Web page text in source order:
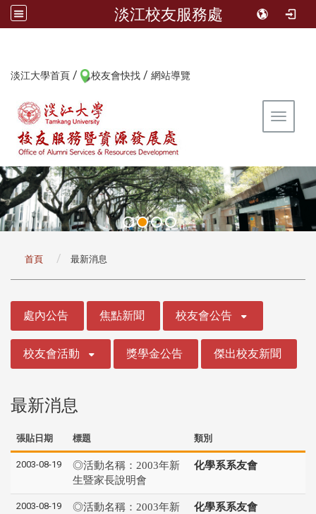
淡江校友服務處
淡江大學首頁 / 校友會快找 / 網站導覽
Toggle
首頁 最新消息
處內公告 焦點新聞 校友會公告
校友會活動 獎學金公告 傑出校友新聞
最新消息
張貼日期 標題 類別
2003-08-19
◎活動名稱：2003年新
生暨家長說明會
化學系系友會
2003-08-19
◎活動名稱：2003年新
化學系系友會